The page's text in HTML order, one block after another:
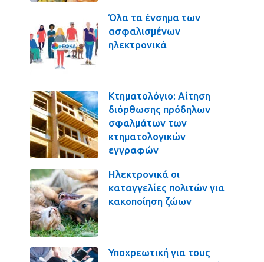
Όλα τα ένσημα των
ασφαλισμένων
ηλεκτρονικά
Κτηματολόγιο: Αίτηση
διόρθωσης πρόδηλων
σφαλμάτων των
κτηματολογικών
εγγραφών
Ηλεκτρονικά οι
καταγγελίες πολιτών για
κακοποίηση ζώων
Υποχρεωτική για τους